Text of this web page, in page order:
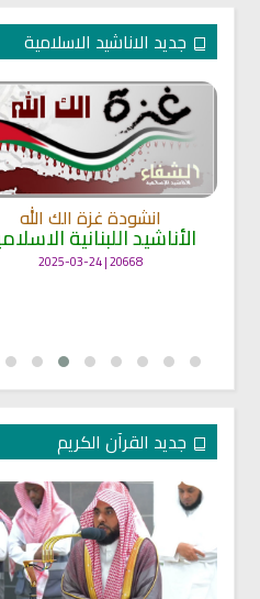
جديد الاناشيد الاسلامية
انشودة غزة الك الله
الأناشيد اللبنانية
20668 | 2025-03-24
جديد القرآن الكريم